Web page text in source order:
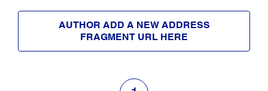
AUTHOR ADD A NEW ADDRESS
FRAGMENT URL HERE
etapa 1 de 1: samplestep,atual